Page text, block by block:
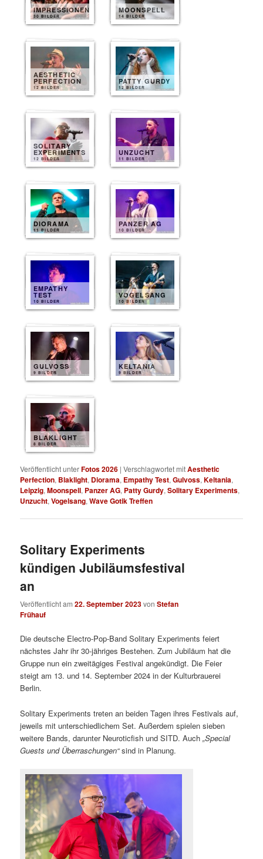
IMPRESSIONEN
30 BILDER
MOONSPELL
14 BILDER
AESTHETIC
PERFECTION
12 BILDER
PATTY GURDY
12 BILDER
SOLITARY
EXPERIMENTS
12 BILDER
UNZUCHT
11 BILDER
DIORAMA
11 BILDER
PANZER AG
10 BILDER
EMPATHY
TEST
10 BILDER
VOGELSANG
10 BILDER
GULVOSS
9 BILDER
KELTANIA
9 BILDER
BLAKLIGHT
8 BILDER
Veröffentlicht unterFotos 2026 |Verschlagwortet mitAesthetic
Perfection, Blaklight, Diorama, Empathy Test,Gulvoss,Keltania,
Leipzig,Moonspell, Panzer AG, Patty Gurdy,Solitary Experiments,
Unzucht,Vogelsang,Wave Gotik Treffen
Solitary Experiments
kündigen Jubiläumsfestival
an
Veröffentlicht am22. September 2023vonStefan
Frühauf
Die deutsche Electro-Pop-Band Solitary Experiments feiert
nächstes Jahr ihr 30-jähriges Bestehen. Zum Jubiläum hat die
Gruppe nun ein zweitägiges Festival angekündigt. Die Feier
steigt am 13. und 14. September 2024 in der Kulturbrauerei
Berlin.
Solitary Experiments treten an beiden Tagen ihres Festivals auf,
jeweils mit unterschiedlichem Set. Außerdem spielen sieben
weitere Bands, darunter Neuroticfish und SITD. Auch„Special
Guests und Überraschungen“sind in Planung.